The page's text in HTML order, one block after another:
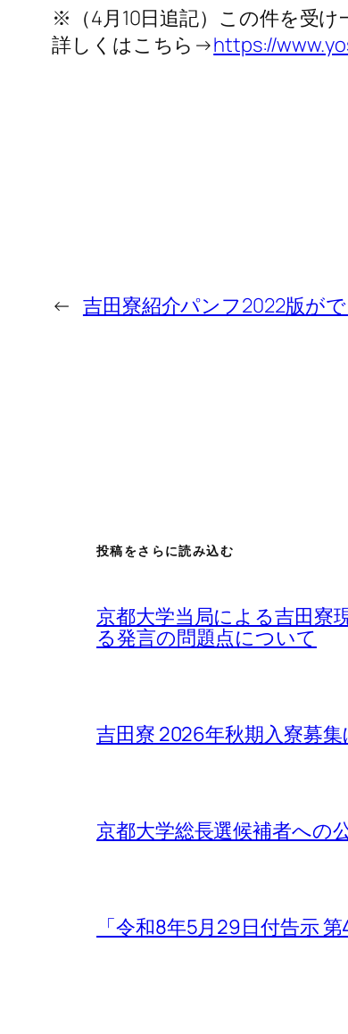
※（4月10日追記）この件を受け
詳しくはこちら→https://
← 吉田寮紹介パンフ2022版が
投稿をさらに読み込む
京都大学当局による吉田寮
る発言の問題点について
吉田寮 2026年秋期入寮募
京都大学総長選候補者への
「令和8年5月29日付告示